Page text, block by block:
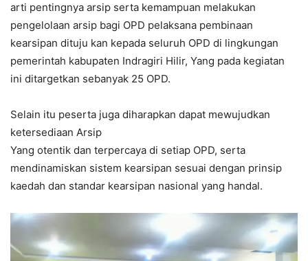
arti pentingnya arsip serta kemampuan melakukan
pengelolaan arsip bagi OPD pelaksana pembinaan
kearsipan dituju kan kepada seluruh OPD di lingkungan
pemerintah kabupaten Indragiri Hilir, Yang pada kegiatan
ini ditargetkan sebanyak 25 OPD.
Selain itu peserta juga diharapkan dapat mewujudkan
ketersediaan Arsip
Yang otentik dan terpercaya di setiap OPD, serta
mendinamiskan sistem kearsipan sesuai dengan prinsip
kaedah dan standar kearsipan nasional yang handal.